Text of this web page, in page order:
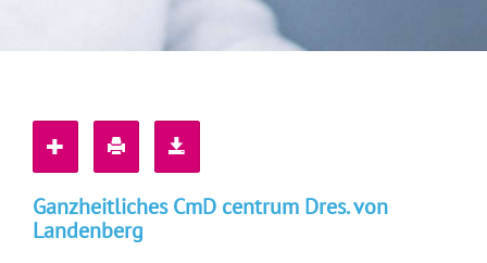
Ganzheitliches CmD centrum Dres. von
Landenberg